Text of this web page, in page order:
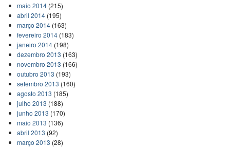
maio 2014(215)
abril 2014(195)
março 2014(163)
fevereiro 2014(183)
janeiro 2014(198)
dezembro 2013 (163)
novembro 2013 (166)
outubro 2013 (193)
setembro 2013 (160)
agosto 2013 (185)
julho 2013 (188)
junho 2013 (170)
maio 2013 (136)
abril 2013 (92)
março 2013 (28)